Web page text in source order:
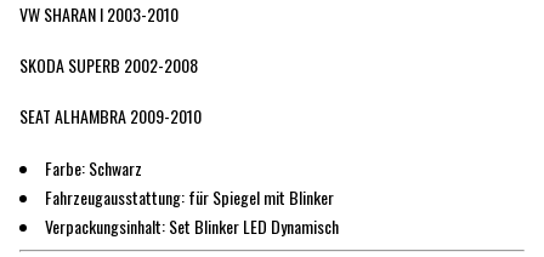
VW SHARAN I 2003-2010
SKODA SUPERB 2002-2008
SEAT ALHAMBRA 2009-2010
Farbe: Schwarz
Fahrzeugausstattung: für Spiegel mit Blinker
Verpackungsinhalt: Set Blinker LED Dynamisch